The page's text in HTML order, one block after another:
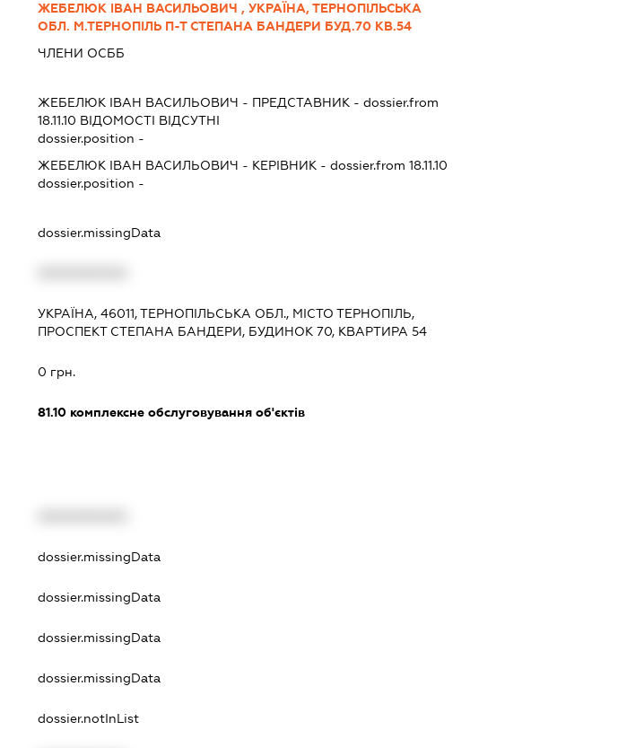
ЖЕБЕЛЮК ІВАН ВАСИЛЬОВИЧ , УКРАЇНА, ТЕРНОПІЛЬСЬКА
ОБЛ. М.ТЕРНОПІЛЬ П-Т СТЕПАНА БАНДЕРИ БУД.70 КВ.54
ЧЛЕНИ ОСББ
ЖЕБЕЛЮК ІВАН ВАСИЛЬОВИЧ - ПРЕДСТАВНИК - dossier.from
18.11.10 ВІДОМОСТІ ВІДСУТНІ
dossier.position -
ЖЕБЕЛЮК ІВАН ВАСИЛЬОВИЧ - КЕРІВНИК - dossier.from 18.11.10
dossier.position -
dossier.missingData
УКРАЇНА, 46011, ТЕРНОПІЛЬСЬКА ОБЛ., МІСТО ТЕРНОПІЛЬ,
ПРОСПЕКТ СТЕПАНА БАНДЕРИ, БУДИНОК 70, КВАРТИРА 54
0 грн.
81.10 комплексне обслуговування об'єктів
dossier.missingData
dossier.missingData
dossier.missingData
dossier.missingData
dossier.notInList